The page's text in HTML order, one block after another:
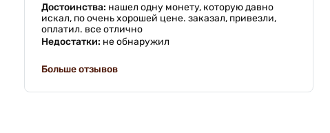
Достоинства: нашел одну монету, которую давно
искал, по очень хорошей цене. заказал, привезли,
оплатил. все отлично
Недостатки: не обнаружил
Больше отзывов